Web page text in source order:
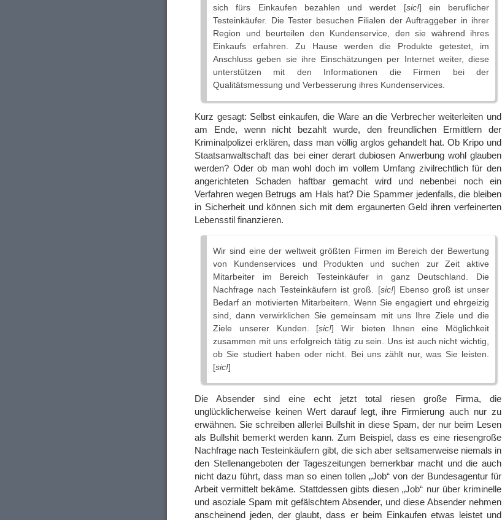
sich fürs Einkaufen bezahlen und werdet [sic!] ein beruflicher
Testeinkäufer. Die Tester besuchen Filialen der Auftraggeber in ihrer
Region und beurteilen den Kundenservice, den sie während ihres
Einkaufs erfahren. Zu Hause werden die Produkte getestet, im
Anschluss geben sie ihre Einschätzungen per Internet weiter, diese
unterstützen mit den Informationen die Firmen bei der
Qualitätsmessung und Verbesserung ihres Kundenservices.
Kurz gesagt: Selbst einkaufen, die Ware an die Verbrecher weiterleiten und
am Ende, wenn nicht bezahlt wurde, den freundlichen Ermittlern der
Kriminalpolizei erklären, dass man völlig arglos gehandelt hat. Ob Kripo und
Staatsanwaltschaft das bei einer derart dubiosen Anwerbung wohl glauben
werden? Oder ob man wohl doch im vollem Umfang zivilrechtlich für den
angerichteten Schaden haftbar gemacht wird und nebenbei noch ein
Verfahren wegen Betrugs am Hals hat? Die Spammer jedenfalls, die bleiben
in Sicherheit und können sich mit dem ergaunerten Geld ihren verfeinerten
Lebensstil finanzieren.
Wir sind eine der weltweit größten Firmen im Bereich der Bewertung
von Kundenservices und Produkten und suchen zur Zeit aktive
Mitarbeiter im Bereich Testeinkäufer in ganz Deutschland. Die
Nachfrage nach Testeinkäufern ist groß. [sic!] Ebenso groß ist unser
Bedarf an motivierten Mitarbeitern. Wenn Sie engagiert und ehrgeizig
sind, dann verwirklichen Sie gemeinsam mit uns Ihre Ziele und die
Ziele unserer Kunden. [sic!] Wir bieten Ihnen eine Möglichkeit
zusammen mit uns erfolgreich tätig zu sein. Uns ist auch nicht wichtig,
ob Sie studiert haben oder nicht. Bei uns zählt nur, was Sie leisten.
[sic!]
Die Absender sind eine echt jetzt total riesen große Firma, die
unglücklicherweise keinen Wert darauf legt, ihre Firmierung auch nur zu
erwähnen. Sie schreiben allerlei Bullshit in diese Spam, der nur beim Lesen
als Bullshit bemerkt werden kann. Zum Beispiel, dass es eine riesengroße
Nachfrage nach Testeinkäufern gibt, die sich aber seltsamerweise niemals in
den Stellenangeboten der Tageszeitungen bemerkbar macht und die auch
nicht dazu führt, dass man so einen tollen „Job“ von der Bundesagentur für
Arbeit vermittelt bekäme. Stattdessen gibts diesen „Job“ nur über kriminelle
und asoziale Spam mit gefälschtem Absender, und diese Absender nehmen
anscheinend jeden, der glaubt, dass er beim Einkaufen etwas leistet und